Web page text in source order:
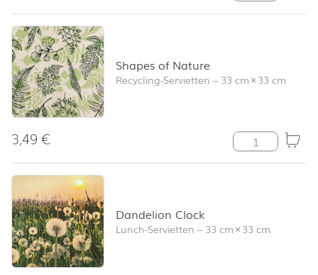
Shapes of Nature
Recycling-Servietten –33 cm×33 cm
3,49€ Shapes of
Dandelion Clock
Lunch-Servietten –33 cm×33 cm